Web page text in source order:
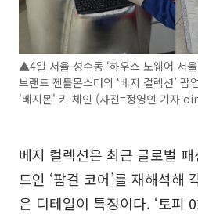
▲4일 서울 성수동 ‘하우스 노웨어 서
브랜드 젠틀몬스터의 ‘베지 컬렉션’
'베지몬' 키 체인 (사진=정영인 기자
베지 컬렉션은 최근 글로벌
드인 ‘팜걸 코어’를 재해석해
은 디테일이 특징이다. ‘토피